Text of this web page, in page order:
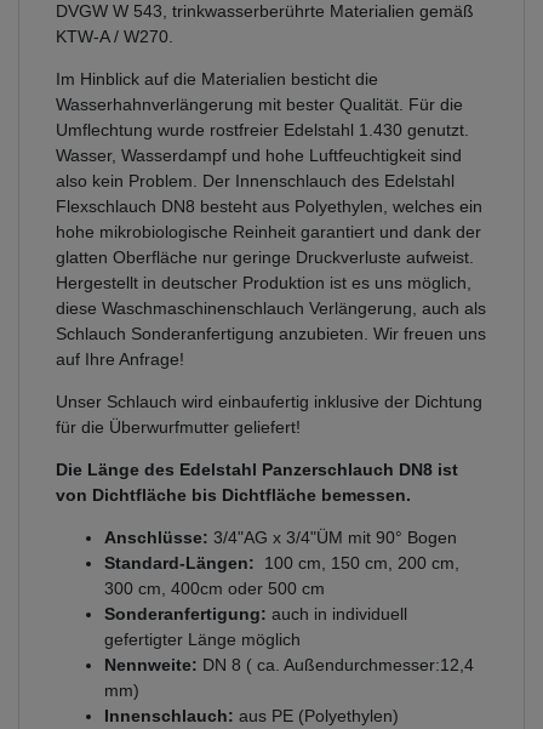
DVGW W 543, trinkwasserberührte Materialien gemäß
KTW-A / W270.
Im Hinblick auf die Materialien besticht die
Wasserhahnverlängerung mit bester Qualität. Für die
Umflechtung wurde rostfreier Edelstahl 1.430 genutzt.
Wasser, Wasserdampf und hohe Luftfeuchtigkeit sind
also kein Problem. Der Innenschlauch des Edelstahl
Flexschlauch DN8 besteht aus Polyethylen, welches ein
hohe mikrobiologische Reinheit garantiert und dank der
glatten Oberfläche nur geringe Druckverluste aufweist.
Hergestellt in deutscher Produktion ist es uns möglich,
diese Waschmaschinenschlauch Verlängerung, auch als
Schlauch Sonderanfertigung anzubieten. Wir freuen uns
auf Ihre Anfrage!
Unser Schlauch wird einbaufertig inklusive der Dichtung
für die Überwurfmutter geliefert!
Die Länge des Edelstahl Panzerschlauch DN8 ist
von Dichtfläche bis Dichtfläche bemessen.
Anschlüsse: 3/4"AG x 3/4"ÜM mit 90° Bogen
Standard-Längen: 100 cm, 150 cm, 200 cm,
300 cm, 400cm oder 500 cm
Sonderanfertigung: auch in individuell
gefertigter Länge möglich
Nennweite: DN 8 ( ca. Außendurchmesser:12,4
mm)
Innenschlauch: aus PE (Polyethylen)